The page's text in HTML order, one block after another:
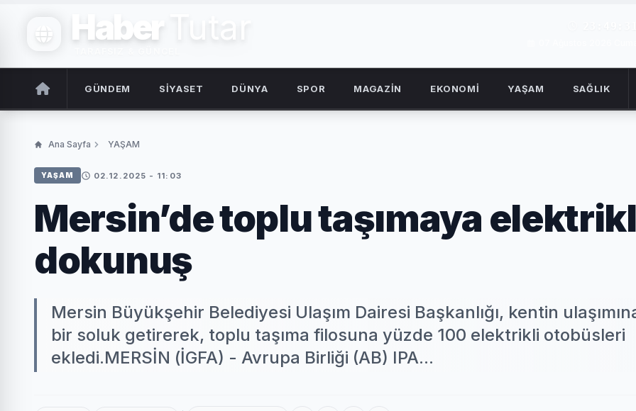
Haber Tutar
GÜNDEM SİYASET DÜNYA SPOR MAGAZİN EKONOMİ YAŞAM SAĞLIK
Ana Sayfa YAŞAM
YAŞAM 02.12.2025 - 11:03
Mersin’de toplu taşımaya
dokunuş
Mersin Büyükşehir Belediyesi Ulaşım Dairesi Başkanlığı, kentin
bir soluk getirerek, toplu taşıma filosuna yüzde 100 elektrikli otobüsleri
ekledi.MERSİN (İGFA) - Avrupa Birliği (AB) IPA...